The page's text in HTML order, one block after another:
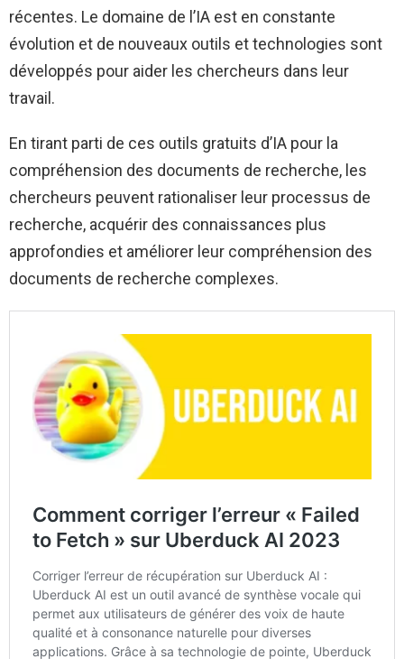
récentes. Le domaine de l’IA est en constante
évolution et de nouveaux outils et technologies sont
développés pour aider les chercheurs dans leur
travail.
En tirant parti de ces outils gratuits d’IA pour la
compréhension des documents de recherche, les
chercheurs peuvent rationaliser leur processus de
recherche, acquérir des connaissances plus
approfondies et améliorer leur compréhension des
documents de recherche complexes.